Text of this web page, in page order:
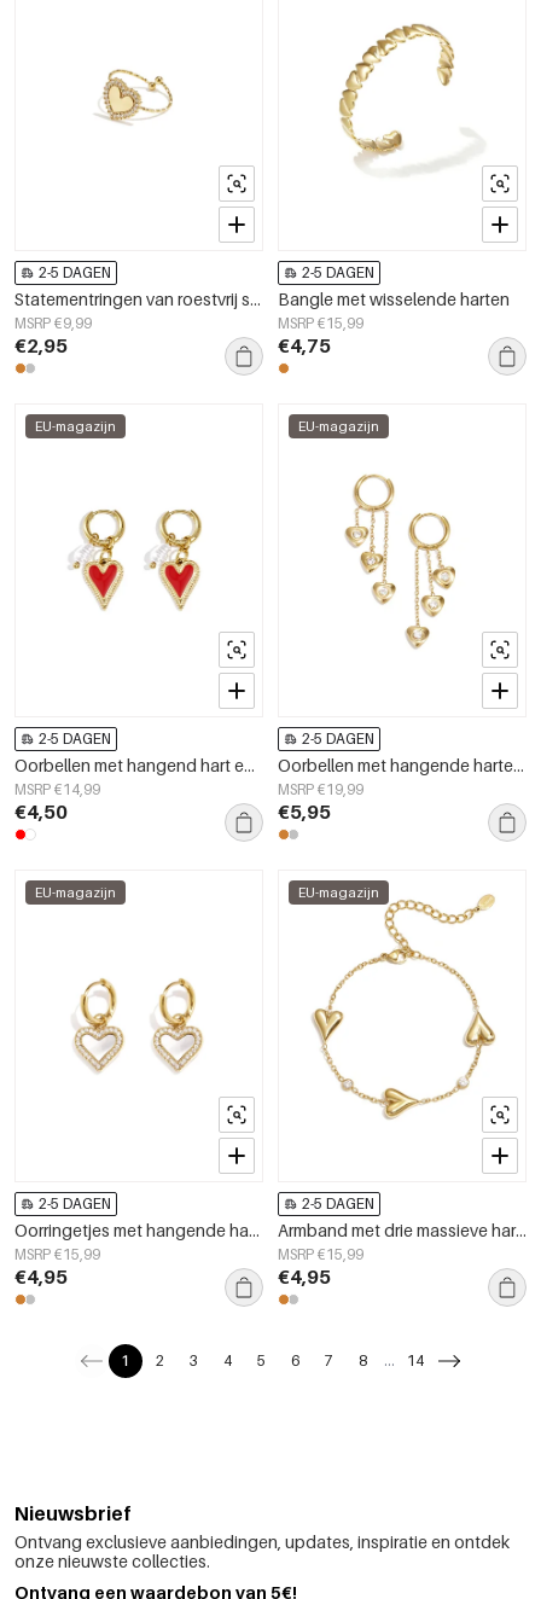
2-5 DAGEN
Statementringen van roestvrij staal met hartmotief, eenvoudige en alledaagse serie, dames sieraden
MSRP €9,99
€2,95
2-5 DAGEN
Bangle met wisselende harten
MSRP €15,99
€4,75
EU-magazijn
2-5 DAGEN
Oorbellen met hangend hart en parel
MSRP €14,99
€4,50
EU-magazijn
2-5 DAGEN
Oorbellen met hangende harten op verschillende hoogten
MSRP €19,99
€5,95
EU-magazijn
2-5 DAGEN
Oorringetjes met hangende harten van parelmoer
MSRP €15,99
€4,95
EU-magazijn
2-5 DAGEN
Armband met drie massieve harten en steentjes
MSRP €15,99
€4,95
1 2 3 4 5 6 7 8 ... 14
Nieuwsbrief
Ontvang exclusieve aanbiedingen, updates, inspiratie en ontdek
onze nieuwste collecties.
Ontvang een waardebon van 5€!